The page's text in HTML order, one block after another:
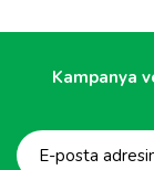
Kampanya